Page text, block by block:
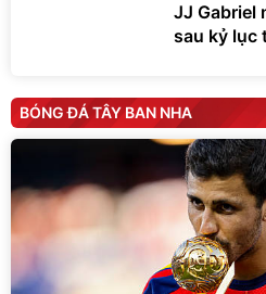
JJ Gabriel
sau kỷ lục
BÓNG ĐÁ TÂY BAN NHA